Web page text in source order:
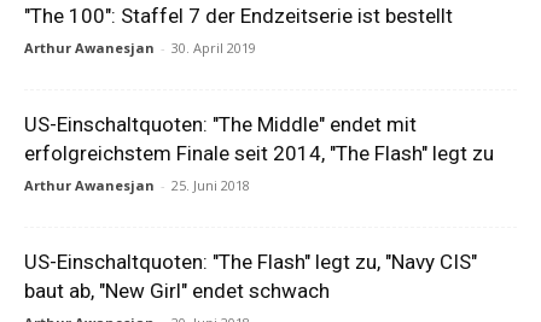
"The 100": Staffel 7 der Endzeitserie ist bestellt
Arthur Awanesjan - 30. April 2019
US-Einschaltquoten: "The Middle" endet mit
erfolgreichstem Finale seit 2014, "The Flash" legt zu
Arthur Awanesjan - 25. Juni 2018
US-Einschaltquoten: "The Flash" legt zu, "Navy CIS"
baut ab, "New Girl" endet schwach